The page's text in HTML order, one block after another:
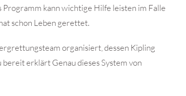
Programm kann wichtige Hilfe leisten im Falle
schon Leben gerettet.
organisiert, dessen Kipling
erklärt Genau dieses System von